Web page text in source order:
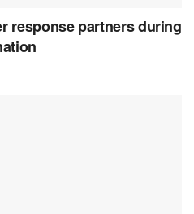
response partners during